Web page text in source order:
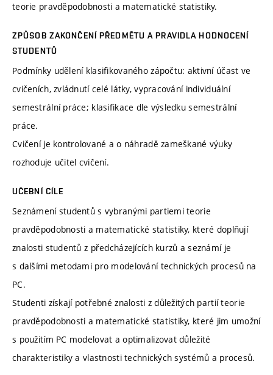
teorie pravděpodobnosti a matematické statistiky.
ZPŮSOB ZAKONČENÍ PŘEDMĚTU A PRAVIDLA HODNOCENÍ
STUDENTŮ
Podmínky udělení klasifikovaného zápočtu: aktivní účast ve
cvičeních, zvládnutí celé látky, vypracování individuální
semestrální práce; klasifikace dle výsledku semestrální
práce.
Cvičení je kontrolované a o náhradě zameškané výuky
rozhoduje učitel cvičení.
UČEBNÍ CÍLE
Seznámení studentů s vybranými partiemi teorie
pravděpodobnosti a matematické statistiky, které doplňují
znalosti studentů z předcházejících kurzů a seznámí je
s dalšími metodami pro modelování technických procesů na
PC.
Studenti získají potřebné znalosti z důležitých partií teorie
pravděpodobnosti a matematické statistiky, které jim umožní
s použitím PC modelovat a optimalizovat důležité
charakteristiky a vlastnosti technických systémů a procesů.